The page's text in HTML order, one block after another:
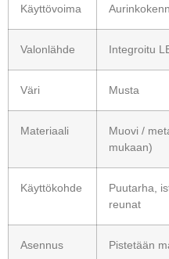
Käyttövoima
Valonlähde Integroitu
Väri Musta
Materiaali
Muovi /
mukaan)
Käyttökohde
Puutarha,
reunat
Asennus Pistetään